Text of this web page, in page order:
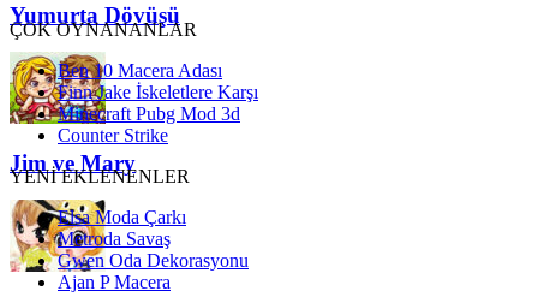
Yumurta Dövüşü
Jim ve Mary
ÇOK OYNANANLAR
Ben 10 Macera Adası
Finn Jake İskeletlere Karşı
Minecraft Pubg Mod 3d
Counter Strike
YENİ EKLENENLER
Elsa Moda Çarkı
Metroda Savaş
Gwen Oda Dekorasyonu
Ajan P Macera